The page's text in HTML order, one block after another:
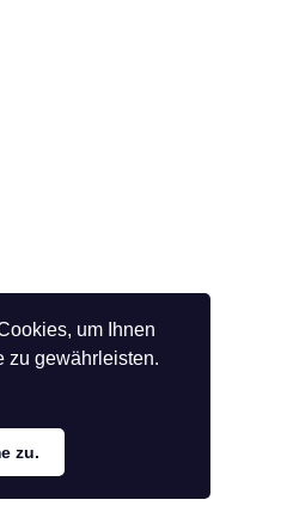
um Ihnen
zu gewährleisten.
zu.